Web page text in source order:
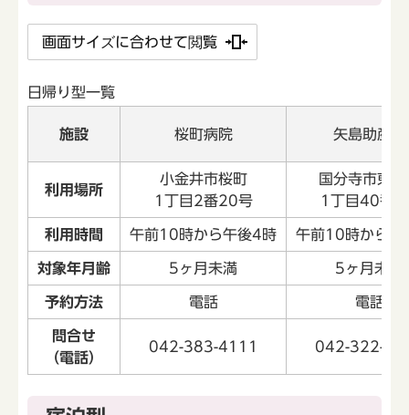
画面サイズに合わせて閲覧
日帰り型一覧
施設 桜町病院 矢島助産院
利用場所
小金井市桜町
1丁目2番20号
国分寺市東元
1丁目40番7
利用時間 午前10時から午後4時 午前10時から午
対象年月齢 5ヶ月未満 5ヶ月未満
予約方法 電話 電話
問合せ
（電話）
042-383-4111 042-322-